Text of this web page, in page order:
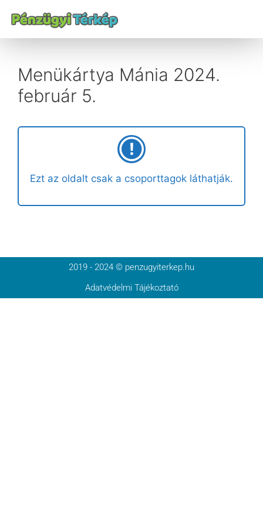
Menükártya Mánia 2024.
február 5.
Ezt az oldalt csak a csoporttagok láthatják.
2019 - 2024 © penzugyiterkep.hu
Adatvédelmi Tájékoztató